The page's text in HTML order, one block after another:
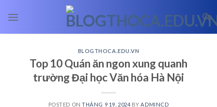
BLOGTHOCA.EDU.VN
Top 10 Quán ăn ngon xung quanh
trường Đại học Văn hóa Hà Nội
POSTED ONTHÁNG 9 19, 2024 BY ADMINCD